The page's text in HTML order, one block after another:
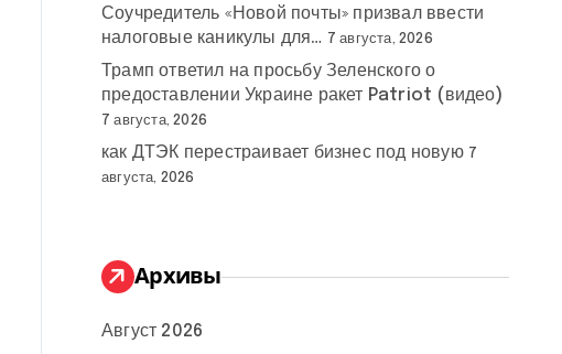
Соучредитель «Новой почты» призвал ввести
налоговые каникулы для… 7 августа, 2026
Трамп ответил на просьбу Зеленского о
предоставлении Украине ракет Patriot (видео)
7 августа, 2026
как ДТЭК перестраивает бизнес под новую 7
августа, 2026
Архивы
Август 2026